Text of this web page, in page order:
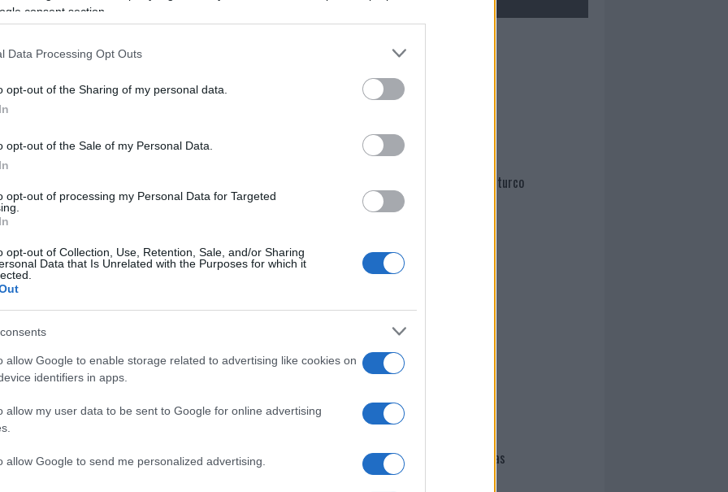
consent section.
Data Processing Opt Outs
opt-out of the Sharing of my personal data.
opt-out of the Sale of my Personal Data.
opt-out of processing my Personal Data for Targeted
opt-out of Collection, Use, Retention, Sale, and/or Sharing
Data that Is Unrelated with the Purposes for which it
allow Google to enable storage related to advertising like cookies on
identifiers in apps.
allow my user data to be sent to Google for online advertising
allow Google to send me personalized advertising.
cliccandoqui
nella sezione Login
dal menù del sito o
i tuoi video e le tue foto
+39 345 356 7512
di GalluraOggi.it
news da Google News
Mario Malu
Martina Agostina Diturco
I nostri cari
Giovannimaria Cabras